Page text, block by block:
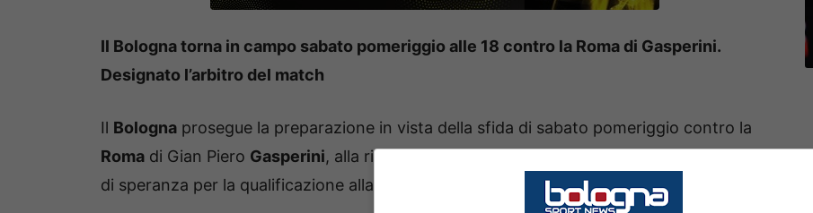
Il Bologna torna in campo sabato pomeriggio alle 18 contro la Roma di Gasperini.
Designato l’arbitro del match
Il Bologna prosegue la preparazione in vista della sfida di sabato pomeriggio contro la
Roma di Gian Piero Gasperini, alla ricerca disperata di punti per accendere un barlume
di speranza per la qualificazione alla prossima
Champions League.